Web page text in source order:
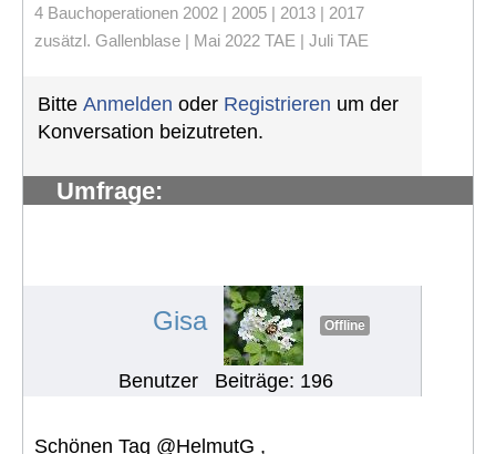
4 Bauchoperationen 2002 | 2005 | 2013 | 2017
zusätzl. Gallenblase | Mai 2022 TAE | Juli TAE
Bitte Anmelden oder Registrieren um der
Konversation beizutreten.
Umfrage:
Gisa Offline
Benutzer Beiträge: 196
Schönen Tag @HelmutG ,